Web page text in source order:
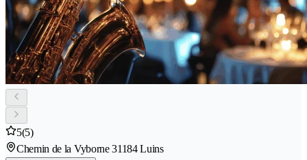
5(5)
Chemin de la Vyborne 31184 Luins